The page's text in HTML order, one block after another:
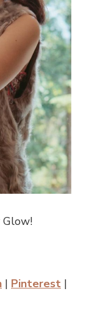
| Pinterest |